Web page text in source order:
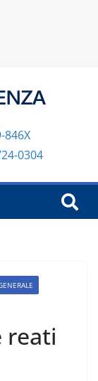
846X
0304
reati